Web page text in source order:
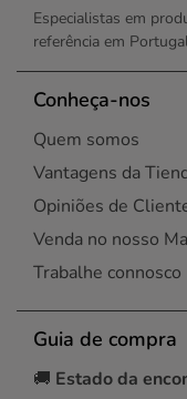
Especialistas em
referência em
Conheça-nos
Quem somos
Vantagens da
Opiniões de
Venda no nosso
Trabalhe connosco
Guia de compra
🚚 Estado da